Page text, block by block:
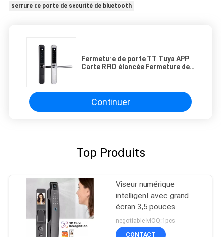
serrure de porte de sécurité de bluetooth
Fermeture de porte TT Tuya APP
Carte RFID élancée Fermeture de
intelligente numérique anti-
poussière
Continuer
Top Produits
Viseur numérique
intelligent avec grand
écran 3,5 pouces
negotiable MOQ:1pcs
CONTACT